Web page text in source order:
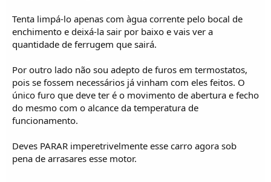
Tenta limpá-lo apenas com àgua corrente pelo bocal de
enchimento e deixá-la sair por baixo e vais ver a
quantidade de ferrugem que sairá.
Por outro lado não sou adepto de furos em termostatos,
pois se fossem necessários já vinham com eles feitos. O
único furo que deve ter é o movimento de abertura e fecho
do mesmo com o alcance da temperatura de
funcionamento.
Deves PARAR imperetrivelmente esse carro agora sob
pena de arrasares esse motor.